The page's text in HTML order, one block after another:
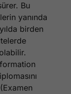
Bu
yanında
birden